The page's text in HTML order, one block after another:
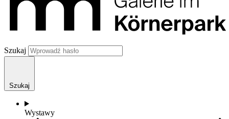
Szukaj
Szukaj
Wystawy